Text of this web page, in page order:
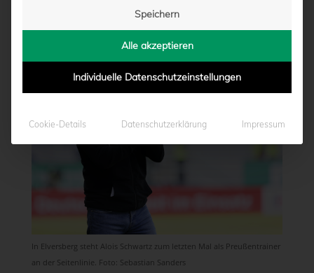
vonMarcel Weskamp|14.05.2026 - 13:00
In Elversberg steht Alois Schwartz zum letzten Mal als Preußentrainer
an der Seitenlinie. Foto: Sebastian Sanders
Speichern
Alle akzeptieren
Individuelle Datenschutzeinstellungen
Cookie-Details Datenschutzerklärung Impressum